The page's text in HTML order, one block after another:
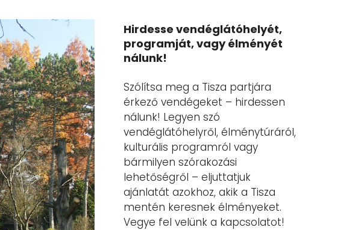
Hirdesse vendéglátóhelyét,
programját, vagy élményét
nálunk!
Szólítsa meg a Tisza partjára
érkező vendégeket – hirdessen
nálunk! Legyen szó
vendéglátóhelyről, élménytúráról,
kulturális programról vagy
bármilyen szórakozási
lehetőségről – eljuttatjuk
ajánlatát azokhoz, akik a Tisza
mentén keresnek élményeket.
Vegye fel velünk a kapcsolatot!